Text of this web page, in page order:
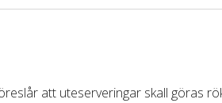
att uteserveringar skall göras